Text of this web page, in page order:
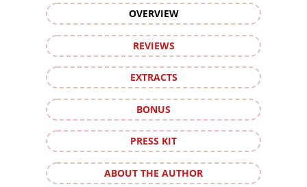
OVERVIEW
REVIEWS
EXTRACTS
BONUS
PRESS KIT
ABOUT THE AUTHOR